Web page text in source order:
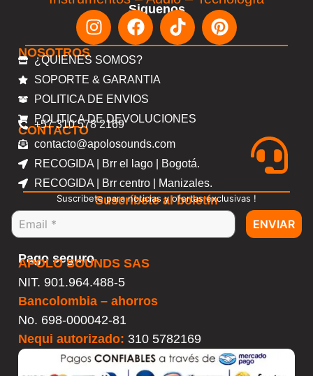
Siguenos
NOSOTROS
¿QUIENES SOMOS?
SOPORTE & GARANTIA
POLITICA DE ENVIOS
POLITICA DE DEVOLUCIONES
CONTACTO
+57 310 578 2169
contacto@apolosounds.com
RECOGIDA | Brr el lago | Bogotá.
RECOGIDA | Brr centro | Manizales.
Suscríbete al boletín
Suscribete para noticias y ofertas exclusivas !
ENVIAR
Pago seguro
APOLO SOUNDS SAS
NIT. 901.964.488-5
Bancolombia – ahorros
No. 698-000042-81
Nequi autorizado: 310 5782169